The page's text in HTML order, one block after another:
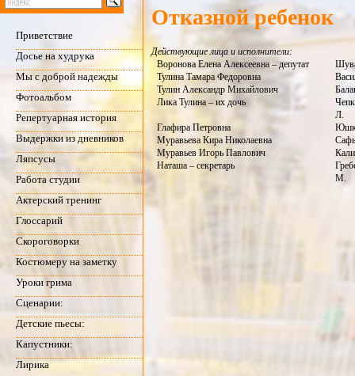
Приветствие
Досье на худрука
Мы с доброй надежды
Фотоальбом
Репертуарная история
Выдержки из дневников
Ляпсусы
Работа студии
Актерский тренинг
Глоссарий
Скороговорки
Костюмеру на заметку
Уроки грима
Сценарии:
Детские пьесы:
Капустники:
Лирика
Отказной ребенок
Действующие лица и исполнители:
Воронова Елена Алексеевна – депутат
Тулина Тамара Федоровна
Тулин Александр Михайлович
Лика Тулина – их дочь
Л.
Глафира Петровна
Муравьева Кира Николаевна
Муравьев Игорь Павлович
Наташа – секретарь
М.